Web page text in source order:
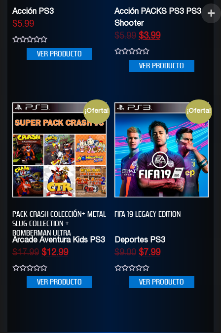
Acción PS3
$5.99
VER PRODUCTO
Acción PACKS PS3 PS3
Shooter
$5.99 $3.99
VER PRODUCTO
¡Oferta!
PACK CRASH COLECCIÓN+ METAL
SLUG COLLECTION +
BOMBERMAN ULTRA
Arcade Aventura Kids PS3
$17.99 $12.99
VER PRODUCTO
¡Oferta!
FIFA 19 LEGACY EDITION
Deportes PS3
$9.00 $7.99
VER PRODUCTO